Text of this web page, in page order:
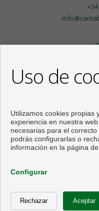
Pisos y
Uso de
Utilizamos cookies propias
experiencia en nuestra
necesarias para el
podrás configurarlas o
información en la página de
Configurar